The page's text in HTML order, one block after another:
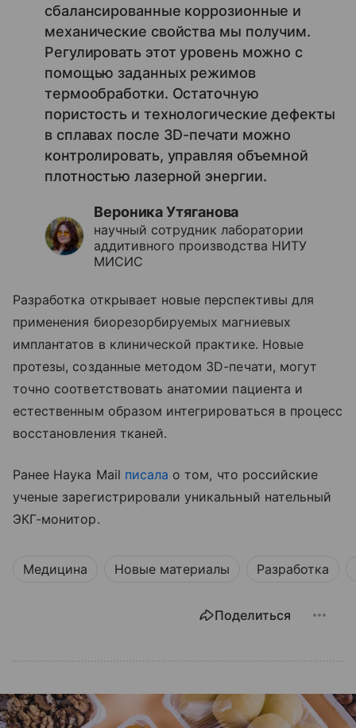
сбалансированные коррозионные и
механические свойства мы получим.
Регулировать этот уровень можно с
помощью заданных режимов
термообработки. Остаточную
пористость и технологические дефекты
в сплавах после 3D-печати можно
контролировать, управляя объемной
плотностью лазерной энергии.
Вероника Утяганова
научный сотрудник лаборатории
аддитивного производства НИТУ
МИСИС
Разработка открывает новые перспективы для
применения биорезорбируемых магниевых
имплантатов в клинической практике. Новые
протезы, созданные методом 3D-печати, могут
точно соответствовать анатомии пациента и
естественным образом интегрироваться в процесс
восстановления тканей.
Ранее Наука Mail писала о том, что российские
ученые зарегистрировали уникальный нательный
ЭКГ-монитор.
Медицина Новые материалы Разработка
Поделиться